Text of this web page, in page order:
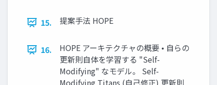
15. 提案手法 HOPE
16.
HOPE アーキテクチャの概要 • 自らの
更新則自体を学習する "Self-
Modifying" なモデル。 Self-